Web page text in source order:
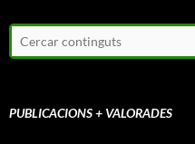
PUBLICACIONS + VALORADES